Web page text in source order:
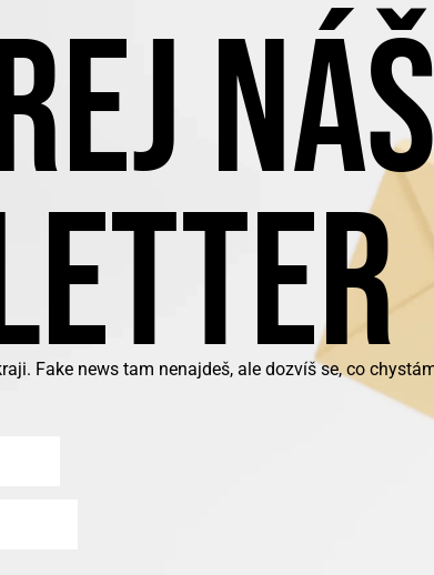
Fake news tam nenajdeš, ale dozvíš se, co